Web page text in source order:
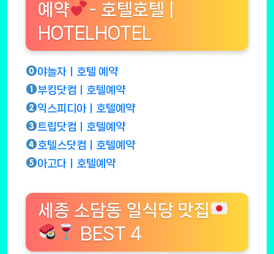
예약
- 호텔호텔 |
HOTELHOTEL
야놀자ㅣ호텔 예약
부킹닷컴ㅣ호텔예약
익스피디아ㅣ호텔예약
트립닷컴ㅣ호텔예약
호텔스닷컴ㅣ호텔예약
아고다ㅣ호텔예약
세종 소담동 일식당 맛집
BEST 4